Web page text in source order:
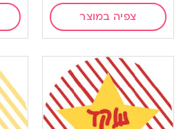
צפיה במוצר